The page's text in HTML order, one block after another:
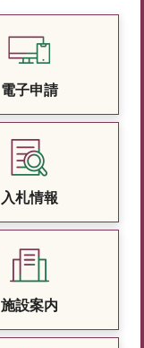
電子申請
入札情報
施設案内